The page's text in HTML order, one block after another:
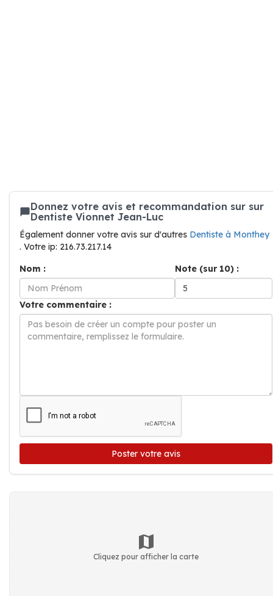
Donnez votre avis et recommandation sur sur
Dentiste Vionnet Jean-Luc
Également donner votre avis sur d'autres Dentiste à Monthey
. Votre ip: 216.73.217.14
Nom :
Note (sur 10) :
Votre commentaire :
Poster votre avis
Cliquez pour afficher la carte